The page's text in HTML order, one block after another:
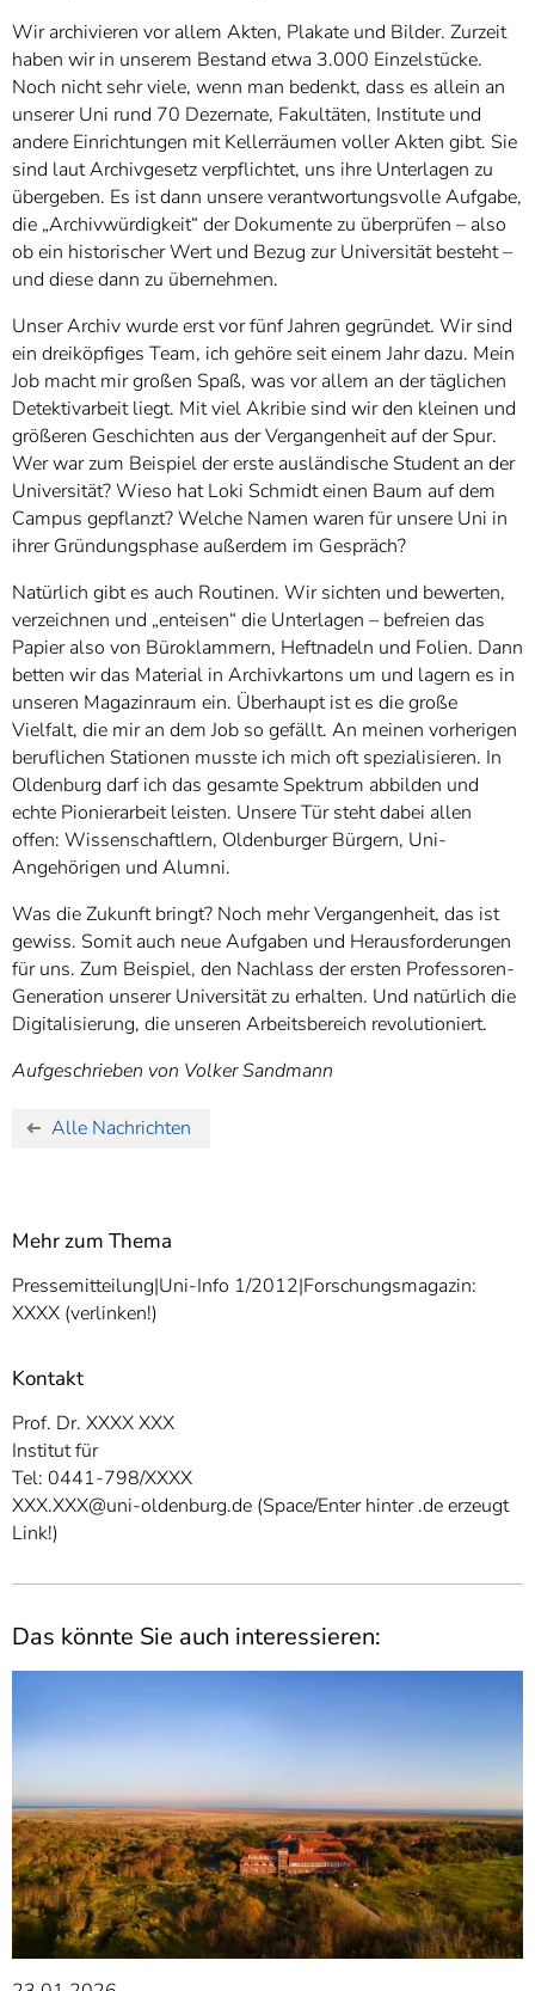
Wir archivieren vor allem Akten, Plakate und Bilder. Zurzeit
haben wir in unserem Bestand etwa 3.000 Einzelstücke.
Noch nicht sehr viele, wenn man bedenkt, dass es allein an
unserer Uni rund 70 Dezernate, Fakultäten, Institute und
andere Einrichtungen mit Kellerräumen voller Akten gibt. Sie
sind laut Archivgesetz verpflichtet, uns ihre Unterlagen zu
übergeben. Es ist dann unsere verantwortungsvolle Aufgabe,
die „Archivwürdigkeit“ der Dokumente zu überprüfen – also
ob ein historischer Wert und Bezug zur Universität besteht –
und diese dann zu übernehmen.
Unser Archiv wurde erst vor fünf Jahren gegründet. Wir sind
ein dreiköpfiges Team, ich gehöre seit einem Jahr dazu. Mein
Job macht mir großen Spaß, was vor allem an der täglichen
Detektivarbeit liegt. Mit viel Akribie sind wir den kleinen und
größeren Geschichten aus der Vergangenheit auf der Spur.
Wer war zum Beispiel der erste ausländische Student an der
Universität? Wieso hat Loki Schmidt einen Baum auf dem
Campus gepflanzt? Welche Namen waren für unsere Uni in
ihrer Gründungsphase außerdem im Gespräch?
Natürlich gibt es auch Routinen. Wir sichten und bewerten,
verzeichnen und „enteisen“ die Unterlagen – befreien das
Papier also von Büroklammern, Heftnadeln und Folien. Dann
betten wir das Material in Archivkartons um und lagern es in
unseren Magazinraum ein. Überhaupt ist es die große
Vielfalt, die mir an dem Job so gefällt. An meinen vorherigen
beruflichen Stationen musste ich mich oft spezialisieren. In
Oldenburg darf ich das gesamte Spektrum abbilden und
echte Pionierarbeit leisten. Unsere Tür steht dabei allen
offen: Wissenschaftlern, Oldenburger Bürgern, Uni-
Angehörigen und Alumni.
Was die Zukunft bringt? Noch mehr Vergangenheit, das ist
gewiss. Somit auch neue Aufgaben und Herausforderungen
für uns. Zum Beispiel, den Nachlass der ersten Professoren-
Generation unserer Universität zu erhalten. Und natürlich die
Digitalisierung, die unseren Arbeitsbereich revolutioniert.
Aufgeschrieben von Volker Sandmann
Alle Nachrichten
Mehr zum Thema
Pressemitteilung|Uni-Info 1/2012|Forschungsmagazin:
XXXX (verlinken!)
Kontakt
Prof. Dr. XXXX XXX
Institut für
Tel: 0441-798/XXXX
XXX.XXX@uni-oldenburg.de (Space/Enter hinter .de erzeugt
Link!)
Das könnte Sie auch interessieren: